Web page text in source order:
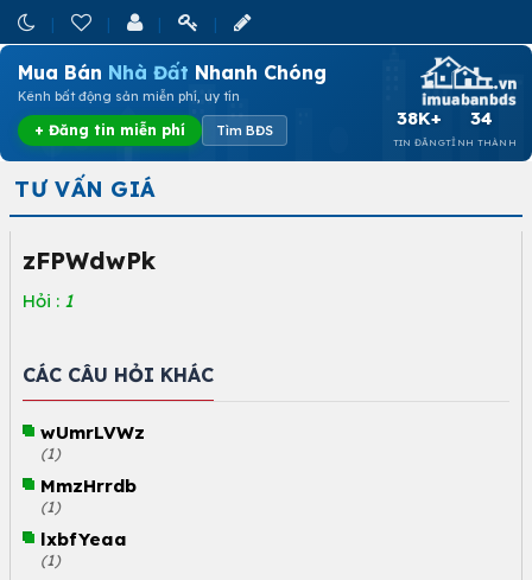
Mua Bán Nhà Đất Nhanh Chóng
Kênh bất động sản miễn phí, uy tín
+ Đăng tin miễn phí Tìm BĐS
38K+
TIN ĐĂNG
34
TỈNH THÀNH
TƯ VẤN GIÁ
zFPWdwPk
Hỏi : 1
CÁC CÂU HỎI KHÁC
wUmrLVWz
(1)
MmzHrrdb
(1)
lxbfYeaa
(1)